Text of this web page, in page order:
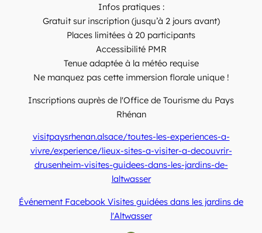
Infos pratiques :
Gratuit sur inscription (jusqu’à 2 jours avant)
Places limitées à 20 participants
Accessibilité PMR
Tenue adaptée à la météo requise
Ne manquez pas cette immersion florale unique !
Inscriptions auprès de l'Office de Tourisme du Pays
Rhénan
visitpaysrhenan.alsace/toutes-les-experiences-a-
vivre/experience/lieux-sites-a-visiter-a-decouvrir-
drusenheim-visites-guidees-dans-les-jardins-de-
laltwasser
Événement Facebook Visites guidées dans les jardins de
l'Altwasser